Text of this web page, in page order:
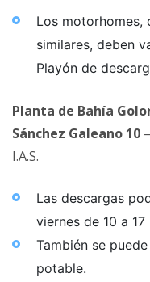
Los motorhomes,
similares, deben
Playón de
Planta de Bahía
Sánchez Galeano 10
I.A.S.
Las descargas
viernes de 10 a
También se
potable.